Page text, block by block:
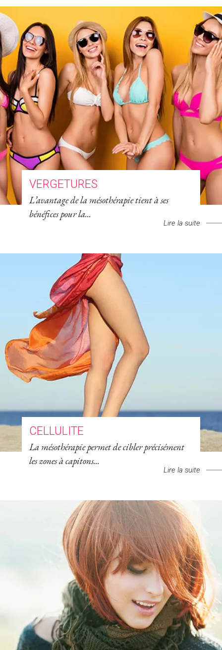
VERGETURES
L’avantage de la mésothérapie tient à ses
bénéfices pour la...
Lire la suite
CELLULITE
La mésothérapie permet de cibler précisément
les zones à capitons...
Lire la suite